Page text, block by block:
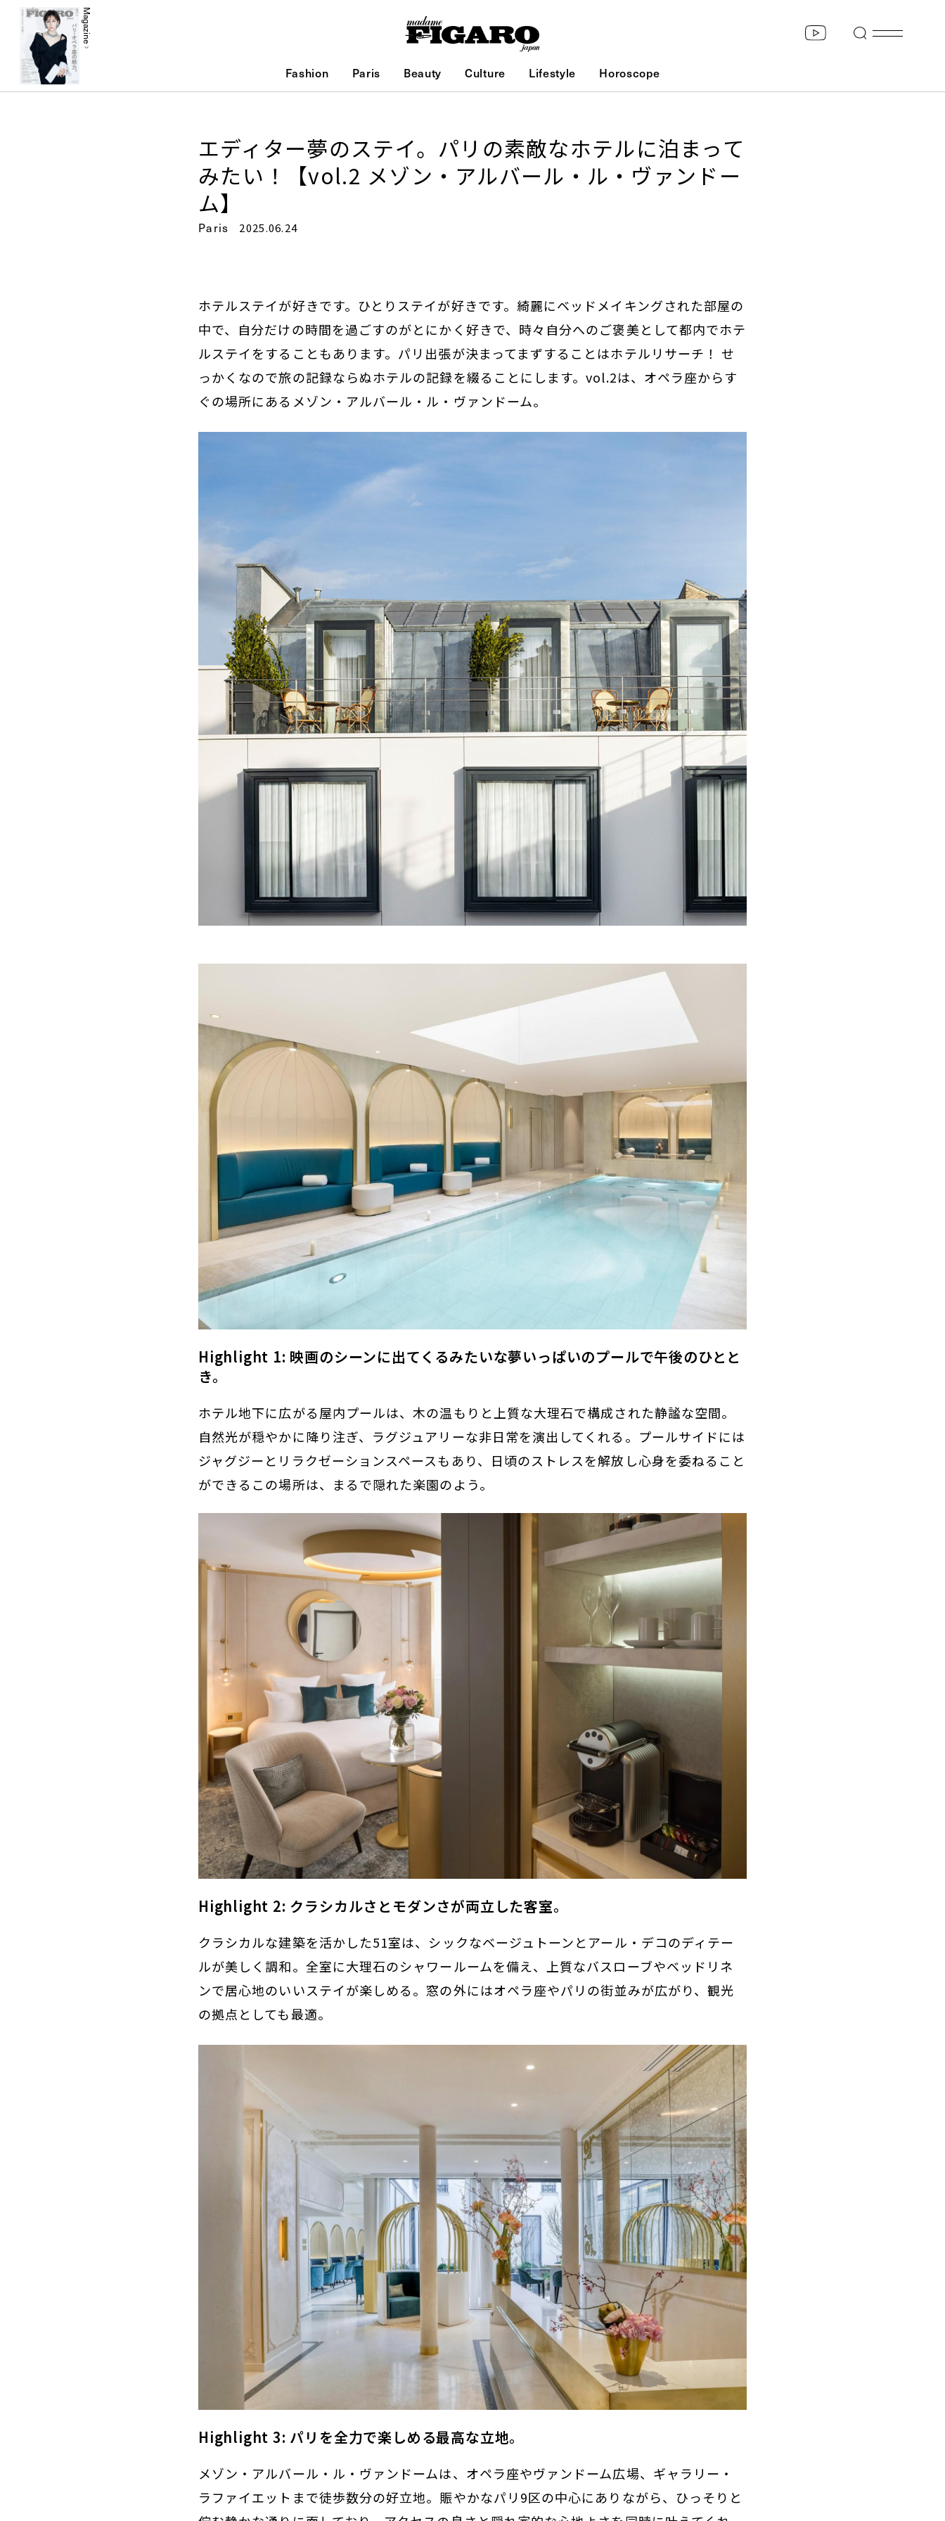
Magazine
Fashion Paris Beauty Culture Lifestyle Horoscope
エディター夢のステイ。パリの素敵なホテルに泊まって
みたい！【vol.2 メゾン・アルバール・ル・ヴァンドー
ム】
Paris 2025.06.24
ホテルステイが好きです。ひとりステイが好きです。綺麗にベッドメイキングされた部屋の
中で、自分だけの時間を過ごすのがとにかく好きで、時々自分へのご褒美として都内でホテ
ルステイをすることもあります。パリ出張が決まってまずすることはホテルリサーチ！ せ
っかくなので旅の記録ならぬホテルの記録を綴ることにします。vol.2は、オペラ座からす
ぐの場所にあるメゾン・アルバール・ル・ヴァンドーム。
Highlight 1: 映画のシーンに出てくるみたいな夢いっぱいのプールで午後のひとと
き。
ホテル地下に広がる屋内プールは、木の温もりと上質な大理石で構成された静謐な空間。
自然光が穏やかに降り注ぎ、ラグジュアリーな非日常を演出してくれる。プールサイドには
ジャグジーとリラクゼーションスペースもあり、日頃のストレスを解放し心身を委ねること
ができるこの場所は、まるで隠れた楽園のよう。
Highlight 2: クラシカルさとモダンさが両立した客室。
クラシカルな建築を活かした51室は、シックなベージュトーンとアール・デコのディテー
ルが美しく調和。全室に大理石のシャワールームを備え、上質なバスローブやベッドリネ
ンで居心地のいいステイが楽しめる。窓の外にはオペラ座やパリの街並みが広がり、観光
の拠点としても最適。
Highlight 3: パリを全力で楽しめる最高な立地。
メゾン・アルバール・ル・ヴァンドームは、オペラ座やヴァンドーム広場、ギャラリー・
ラファイエットまで徒歩数分の好立地。賑やかなパリ9区の中心にありながら、ひっそりと